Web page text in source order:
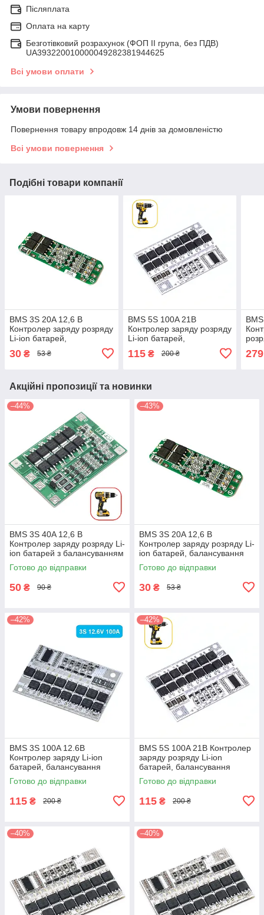
Післяплата
Оплата на карту
Безготівковий розрахунок (ФОП ІІ група, без ПДВ)
UA393220010000049282381944625
Всі умови оплати
Умови повернення
Повернення товару впродовж 14 днів за домовленістю
Всі умови повернення
Подібні товари компанії
BMS 3S 20A 12,6 В
Контролер заряду розряду
Li-ion батарей,
30 ₴ 53 ₴
BMS 5S 100A 21В
Контролер заряду розряду
Li-ion батарей,
115₴ 200 ₴ 279
Акційні пропозиції та новинки
–44%
BMS 3S 40A 12,6 В
Контролер заряду розряду Li-
ion батарей з балансуванням
Готово до відправки
50 ₴ 90 ₴
–43%
BMS 3S 20A 12,6 В
Контролер заряду розряду Li-
ion батарей, балансування
Готово до відправки
30 ₴ 53 ₴
–42%
BMS 3S 100A 12.6В
Контролер заряду Li-ion
батарей, балансування
Готово до відправки
115 ₴ 200 ₴
–42%
BMS 5S 100A 21В Контролер
заряду розряду Li-ion
батарей, балансування
Готово до відправки
115 ₴ 200 ₴
–40% –40%